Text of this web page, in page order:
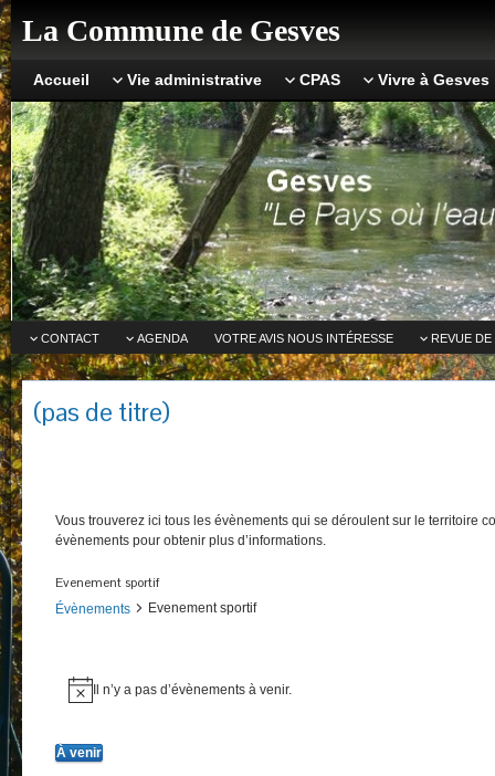
La Commune de Gesves
Accueil Vie administrative CPAS Vivre à Gesves
CONTACT AGENDA VOTRE AVIS NOUS INTÉRESSE REVUE DE
(pas de titre)
Vous trouverez ici tous les évènements qui se déroulent sur le territoire
évènements pour obtenir plus d’informations.
Evenement sportif
Évènements Evenement sportif
Évènements
Notice
Il n’y a pas d’évènements à venir.
À venir